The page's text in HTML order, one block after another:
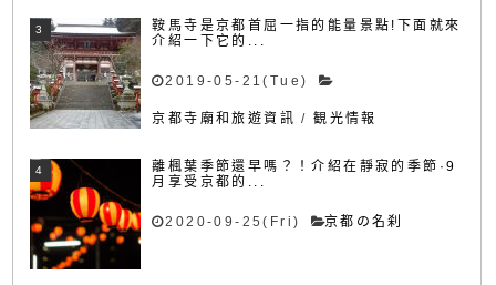
鞍馬寺是京都首屈一指的能量景點!下面就來
介紹一下它的...
2019-05-21(Tue)
京都寺廟和旅遊資訊 /観光情報
離楓葉季節還早嗎？！介紹在靜寂的季節·9
月享受京都的...
2020-09-25(Fri) 京都の名刹